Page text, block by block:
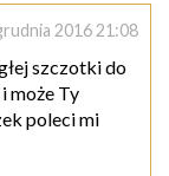
2016 21:08
szczotki do
może Ty
poleci mi